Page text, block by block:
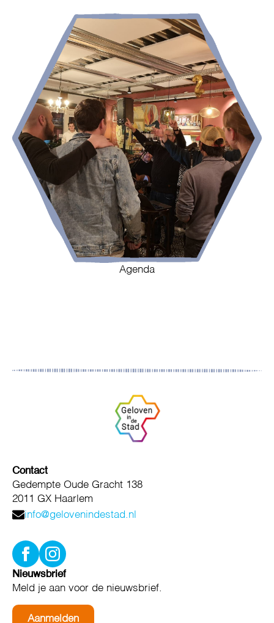
Agenda
Contact
Gedempte Oude Gracht 138
2011 GX Haarlem
info@gelovenindestad.nl
Nieuwsbrief
Meld je aan voor de nieuwsbrief.
Aanmelden